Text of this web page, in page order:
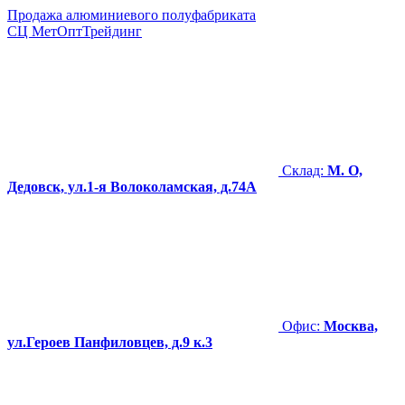
Продажа алюминиевого полуфабриката
СЦ МетОптТрейдинг
Склад: М. О,
Дедовск, ул.1-я Волоколамская, д.74А
Офис: Москва,
ул.Героев Панфиловцев, д.9 к.3